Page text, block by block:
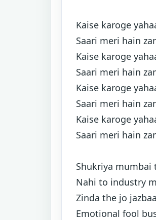
Kaise karoge
Saari meri hain
Kaise karoge
Saari meri hain
Kaise karoge
Saari meri hain
Kaise karoge
Saari meri hain
Shukriya
Nahi to industry
Zinda the jo
Emotional fool